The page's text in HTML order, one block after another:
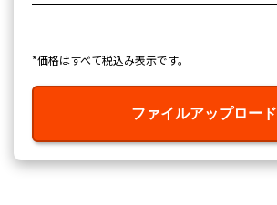
*価格はすべて税込み表示です。
ファイルアップロード